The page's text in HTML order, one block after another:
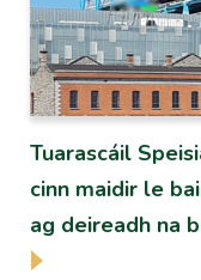
Tuarascáil
cinn maidir le
ag deireadh na